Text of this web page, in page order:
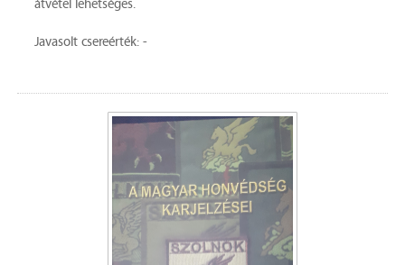
átvétel lehetséges.
Javasolt csereérték: -